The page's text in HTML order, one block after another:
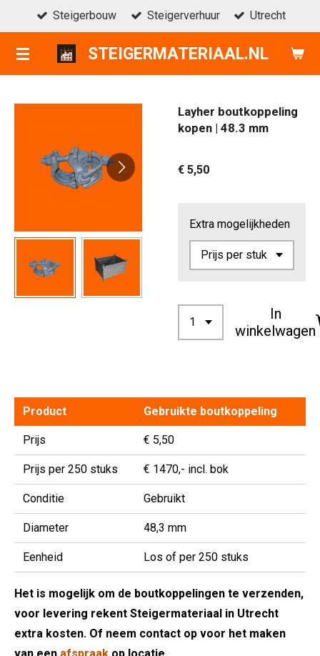
direct
naar
de
STEIGERMATERIAAL.NL
Steigerbouw Steigerverhuur Utrecht
Layher boutkoppeling
kopen | 48.3 mm
€ 5,50
Extra mogelijkheden
In
winkelwagen
Product Gebruikte boutkoppeling
Prijs € 5,50
Prijs per 250 stuks € 1470,- incl. bok
Conditie Gebruikt
Diameter 48,3 mm
Eenheid Los of per 250 stuks
Het is mogelijk om de boutkoppelingen te verzenden,
voor levering rekent Steigermateriaal in Utrecht
extra kosten. Of neem contact op voor het maken